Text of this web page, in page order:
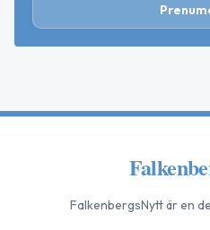
FalkenbergsNyttär en